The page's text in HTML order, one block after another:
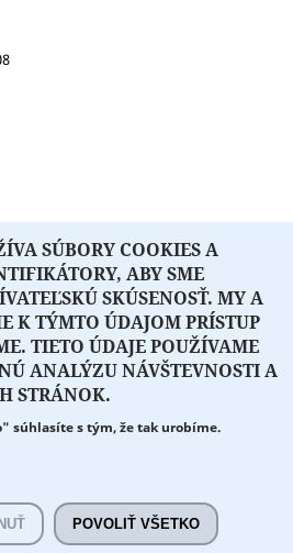
1 2 3
nasledujúca › posledná »
SPONZORI KONTAKT
podporil
Cookie preferencie
literat@literat.sk
SÚBORY COOKIES A
ABY SME
SKÚSENOSŤ. MY A
K TÝMTO ÚDAJOM PRÍSTUP
TIETO ÚDAJE POUŽÍVAME
ANALÝZU NÁVŠTEVNOSTI A
STRÁNOK.
súhlasíte s tým, že tak urobíme.
POVOLIŤ VŠETKO